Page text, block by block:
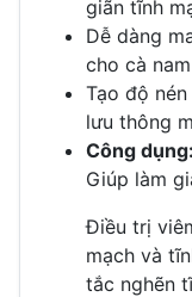
giãn tĩnh
Dễ dàng
cho cà
Tạo độ
lưu thông
Công dụng:
Giúp làm
Điều trị
mạch và
tắc nghẽn